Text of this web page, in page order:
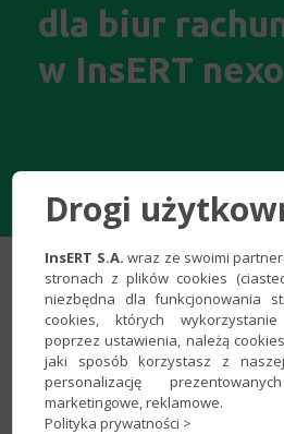
dla biur
w InsERT
Jak uruchomić Portal
dla biur
nexo PRO
Drogi
InsERT S.A. wraz ze swoimi
stronach z plików cookies
niezbędna dla funkcjonowania
cookies, których
poprzez ustawienia, należą
jaki sposób korzystasz z
personalizację
marketingowe, reklamowe.
Polityka prywatności >